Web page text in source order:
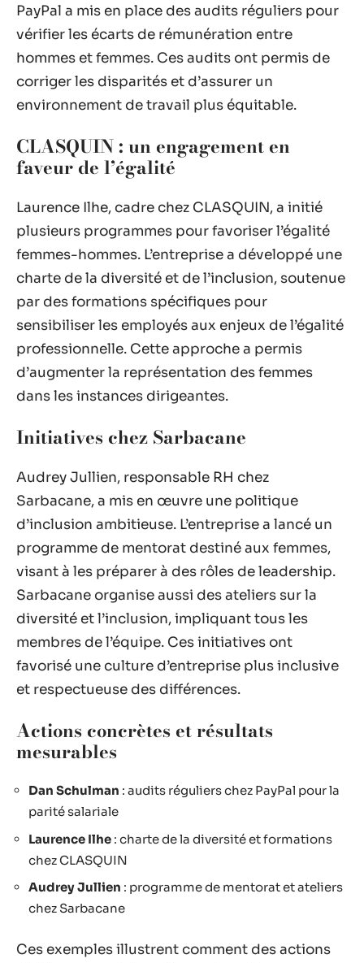
PayPal a mis en place des audits réguliers pour
vérifier les écarts de rémunération entre
hommes et femmes. Ces audits ont permis de
corriger les disparités et d’assurer un
environnement de travail plus équitable.
CLASQUIN : un engagement en
faveur de l’égalité
Laurence Ilhe, cadre chez CLASQUIN, a initié
plusieurs programmes pour favoriser l’égalité
femmes-hommes. L’entreprise a développé une
charte de la diversité et de l’inclusion, soutenue
par des formations spécifiques pour
sensibiliser les employés aux enjeux de l’égalité
professionnelle. Cette approche a permis
d’augmenter la représentation des femmes
dans les instances dirigeantes.
Initiatives chez Sarbacane
Audrey Jullien, responsable RH chez
Sarbacane, a mis en œuvre une politique
d’inclusion ambitieuse. L’entreprise a lancé un
programme de mentorat destiné aux femmes,
visant à les préparer à des rôles de leadership.
Sarbacane organise aussi des ateliers sur la
diversité et l’inclusion, impliquant tous les
membres de l’équipe. Ces initiatives ont
favorisé une culture d’entreprise plus inclusive
et respectueuse des différences.
Actions concrètes et résultats
mesurables
Dan Schulman : audits réguliers chez PayPal pour la
parité salariale
Laurence Ilhe : charte de la diversité et formations
chez CLASQUIN
Audrey Jullien : programme de mentorat et ateliers
chez Sarbacane
Ces exemples illustrent comment des actions